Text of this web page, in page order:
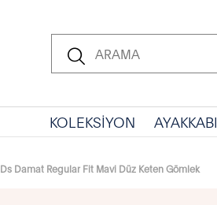
KOLEKSİYON AYAKKABI
Ds Damat Regular Fit Mavi Düz Keten Gömlek